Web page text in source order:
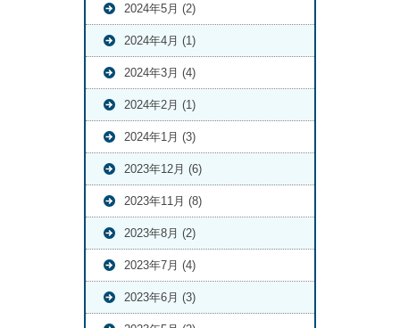
2024年5月 (2)
2024年4月 (1)
2024年3月 (4)
2024年2月 (1)
2024年1月 (3)
2023年12月 (6)
2023年11月 (8)
2023年8月 (2)
2023年7月 (4)
2023年6月 (3)